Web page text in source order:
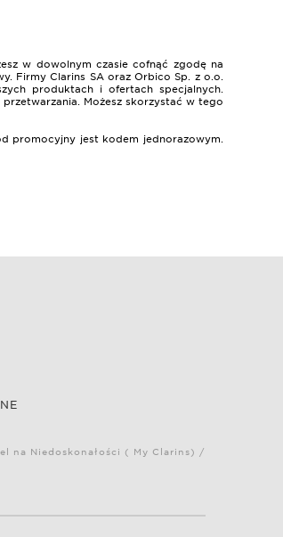
w dowolnym czasie cofnąć zgodę na
Firmy Clarins SA oraz Orbico Sp. z o.o.
produktach i ofertach specjalnych.
Możesz skorzystać w tego
promocyjny jest kodem jednorazowym.
na Niedoskonałości ( My Clarins) /